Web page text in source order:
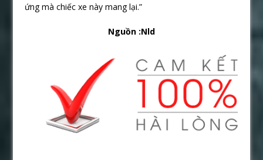
ứng mà chiếc xe này mang lại.”
Nguồn :Nld